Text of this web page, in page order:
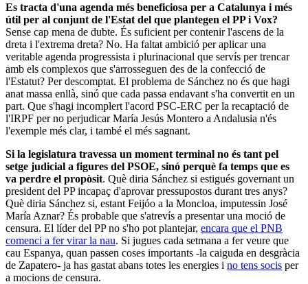
Es tracta d'una agenda més beneficiosa per a Catalunya i més
útil per al conjunt de l'Estat del que plantegen el PP i Vox?
Sense cap mena de dubte. És suficient per contenir l'ascens de la
dreta i l'extrema dreta? No. Ha faltat ambició per aplicar una
veritable agenda progressista i plurinacional que servís per trencar
amb els complexos que s'arrosseguen des de la confecció de
l'Estatut? Per descomptat. El problema de Sánchez no és que hagi
anat massa enllà, sinó que cada passa endavant s'ha convertit en un
part. Que s'hagi incomplert l'acord PSC-ERC per la recaptació de
l'IRPF per no perjudicar María Jesús Montero a Andalusia n'és
l'exemple més clar, i també el més sagnant.
Si la legislatura travessa un moment terminal no és tant pel
setge judicial a figures del PSOE, sinó perquè fa temps que es
va perdre el propòsit. Què diria Sánchez si estigués governant un
president del PP incapaç d'aprovar pressupostos durant tres anys?
Què diria Sánchez si, estant Feijóo a la Moncloa, imputessin José
María Aznar? És probable que s'atrevís a presentar una moció de
censura. El líder del PP no s'ho pot plantejar, encara que el PNB
comenci a fer virar la nau. Si jugues cada setmana a fer veure que
cau Espanya, quan passen coses importants -la caiguda en desgràcia
de Zapatero- ja has gastat abans totes les energies i no tens socis per
a mocions de censura.